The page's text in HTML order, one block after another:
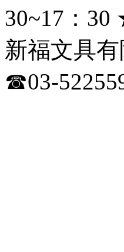
30~17：
新福文具
☎03-